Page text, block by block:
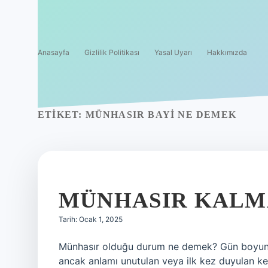
Anasayfa Gizlilik Politikası Yasal Uyarı Hakkımızda
ETIKET: MÜNHASIR BAYI NE DEMEK
MÜNHASIR
Tarih: Ocak 1, 2025
Münhasır olduğu durum ne demek? Gün
ancak anlamı unutulan veya ilk kez duyulan